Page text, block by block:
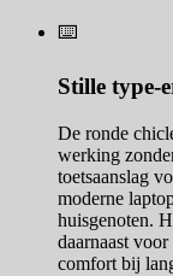
⌨️
Stille type-
De ronde
werking
toetsaanslag
moderne
huisgenoten.
daarnaast
comfort bij